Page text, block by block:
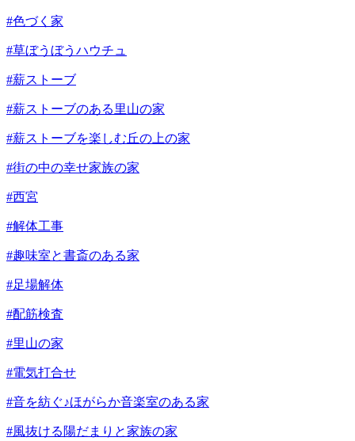
#色づく家
#草ぼうぼうハウチュ
#薪ストーブ
#薪ストーブのある里山の家
#薪ストーブを楽しむ丘の上の家
#街の中の幸せ家族の家
#西宮
#解体工事
#趣味室と書斎のある家
#足場解体
#配筋検査
#里山の家
#電気打合せ
#音を紡ぐ♪ほがらか音楽室のある家
#風抜ける陽だまりと家族の家